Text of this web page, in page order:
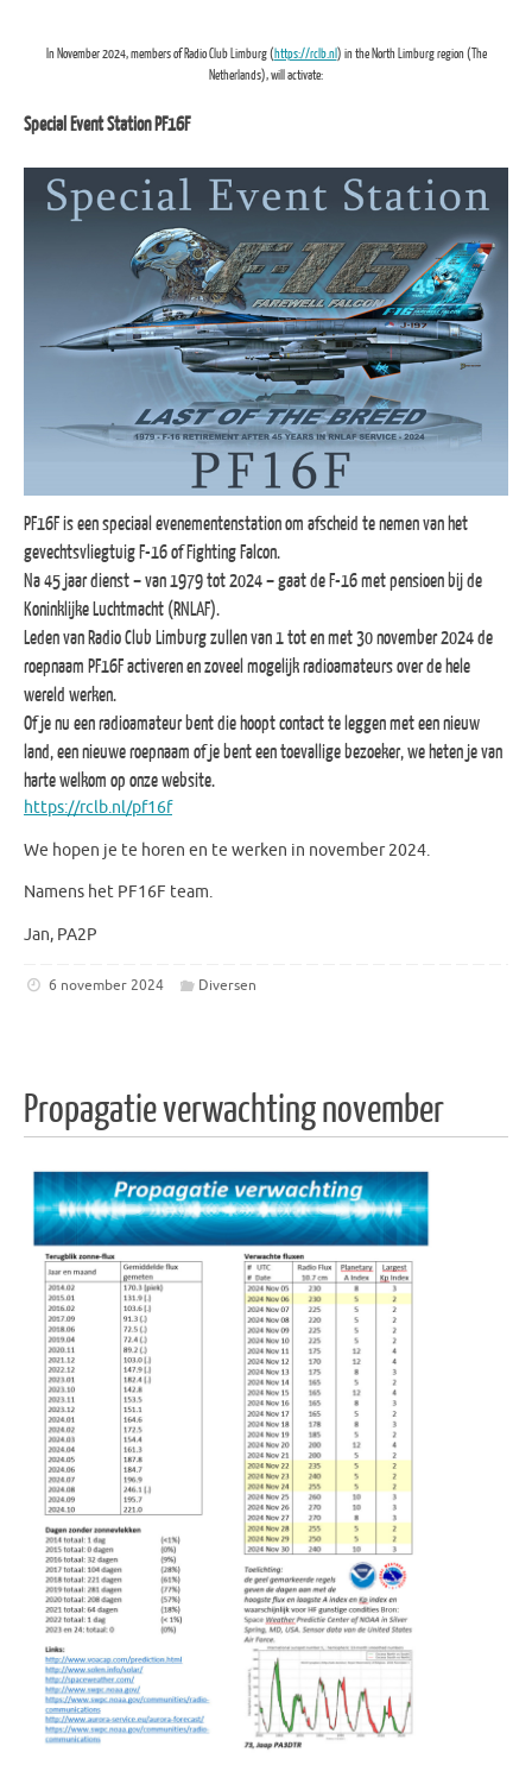
In November 2024, members of Radio Club Limburg (https://rclb.nl ) in the North Limburg region (The
Netherlands), will activate:
Special Event Station PF16F
PF16F is een speciaal evenementenstation om afscheid te nemen van het
gevechtsvliegtuig F-16 of Fighting Falcon.
Na 45 jaar dienst – van 1979 tot 2024 – gaat de F-16 met pensioen bij de
Koninklijke Luchtmacht (RNLAF).
Leden van Radio Club Limburg zullen van 1 tot en met 30 november 2024 de
roepnaam PF16F activeren en zoveel mogelijk radioamateurs over de hele
wereld werken.
Of je nu een radioamateur bent die hoopt contact te leggen met een nieuw
land, een nieuwe roepnaam of je bent een toevallige bezoeker, we heten je van
harte welkom op onze website.
https://rclb.nl/pf16f
We hopen je te horen en te werken in november 2024.
Namens het PF16F team.
Jan, PA2P
6 november 2024 Diversen
Propagatie verwachting november